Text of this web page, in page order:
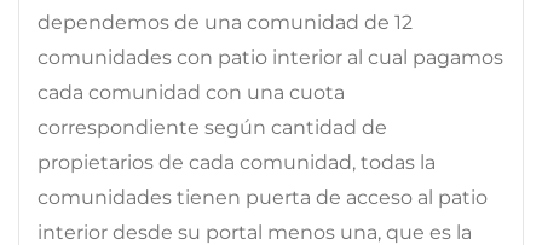
dependemos de una comunidad de 12
comunidades con patio interior al cual pagamos
cada comunidad con una cuota
correspondiente según cantidad de
propietarios de cada comunidad, todas la
comunidades tienen puerta de acceso al patio
interior desde su portal menos una, que es la